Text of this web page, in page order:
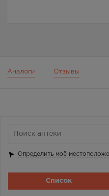
Аналоги Отзывы
Определить моё
Список